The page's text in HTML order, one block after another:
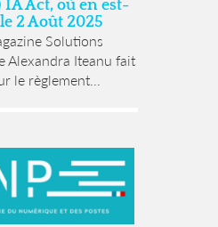
IA Act, où en est-
2 Août 2025
Solutions
Alexandra Iteanu fait
le règlement...